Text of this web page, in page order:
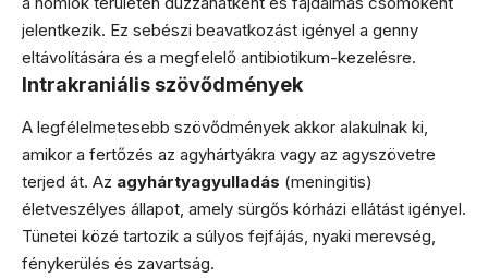
jelentkezik. Ez sebészi beavatkozást igényel a genny
eltávolítására és a megfelelő antibiotikum-kezelésre.
Intrakraniális szövődmények
A legfélelmetesebb szövődmények akkor alakulnak ki,
amikor a fertőzés az agyhártyákra vagy az agyszövetre
terjed át. Az agyhártyagyulladás (meningitis)
életveszélyes állapot, amely sürgős kórházi ellátást igényel.
Tünetei közé tartozik a súlyos fejfájás, nyaki merevség,
fénykerülés és zavartság.